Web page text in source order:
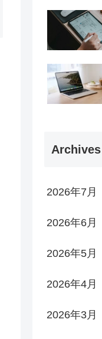
Archives
2026年7月
2026年6月
2026年5月
2026年4月
2026年3月